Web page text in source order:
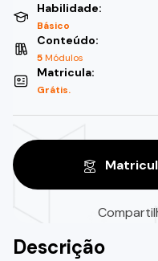
Habilidade:
Básico
Conteúdo:
5Módulos
Matricula:
Grátis.
Descrição